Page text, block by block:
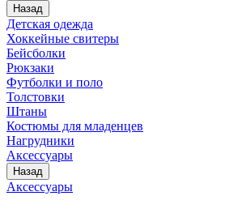
Назад
Детская одежда
Хоккейные свитеры
Бейсболки
Рюкзаки
Футболки и поло
Толстовки
Штаны
Костюмы для младенцев
Нагрудники
Аксессуары
Назад
Аксессуары